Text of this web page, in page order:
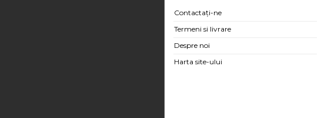
Contactați-ne
Termeni si livrare
Despre noi
Harta site-ului